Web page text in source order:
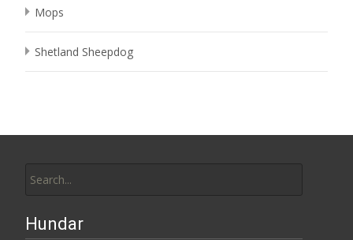
Mops
Shetland Sheepdog
for:
Hundar